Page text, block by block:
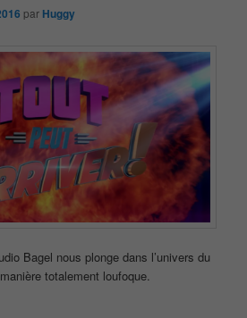
par Huggy
Bagel nous plonge dans l’univers du
totalement loufoque.